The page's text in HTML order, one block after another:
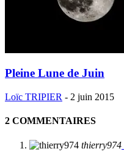
Pleine Lune de Juin
Loïc TRIPIER - 2 juin 2015
2 COMMENTAIRES
thierry974